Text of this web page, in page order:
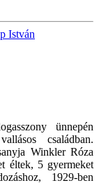
István
ünnepén
családban.
Winkler Róza
éltek, 5 gyermeket
1929-ben